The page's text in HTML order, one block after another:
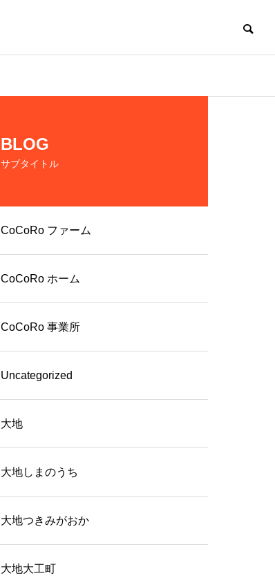
境を提供
就労継続支援A型
BLOG
サブタイトル
CoCoRo ファーム
CoCoRo ホーム
CoCoRo 事業所
Uncategorized
大地
大地しまのうち
大地つきみがおか
大地大工町